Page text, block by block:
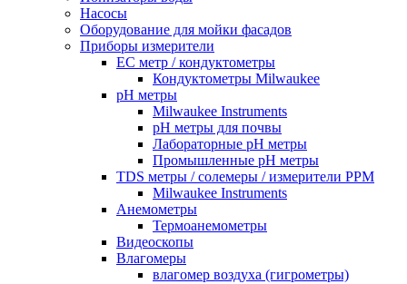
Насосы
Оборудование для мойки фасадов
Приборы измерители
EC метр / кондуктометры
Кондуктометры Milwaukee
pH метры
Milwaukee Instruments
pH метры для почвы
Лабораторные pH метры
Промышленные pH метры
TDS метры / солемеры / измерители PPM
Milwaukee Instruments
Анемометры
Термоанемометры
Видеоскопы
Влагомеры
влагомер воздуха (гигрометры)